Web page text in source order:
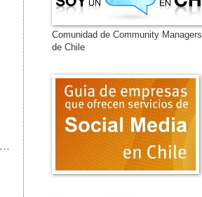
Comunidad de Community Managers
de Chile